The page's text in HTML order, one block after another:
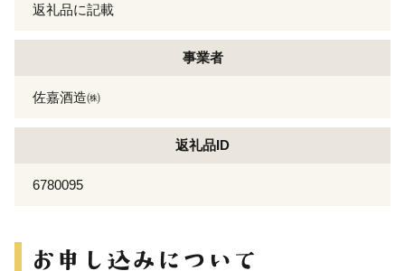
返礼品に記載
事業者
佐嘉酒造㈱
返礼品ID
6780095